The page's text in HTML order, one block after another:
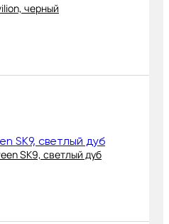
черный
SK9, светлый дуб